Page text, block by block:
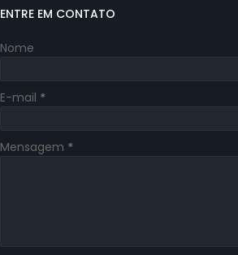
ENTRE EM CONTATO
Nome
E-mail *
Mensagem *